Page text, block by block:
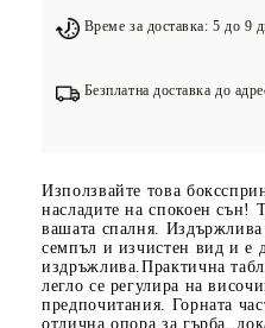
Време за доставка: 5 до 9
Безплатна доставка до
Използвайте това
насладите на спокоен сън!
вашата спалня. Издържлива
семпъл и изчистен вид и е
издръжлива.Практична
легло се регулира на
предпочитания. Горната
отлична опора за гърба,